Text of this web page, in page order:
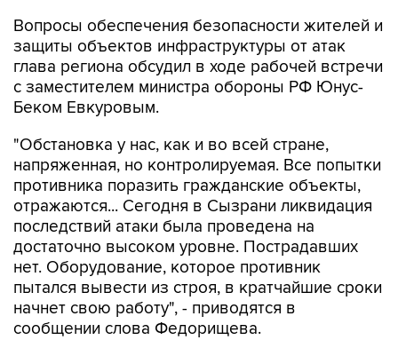
Вопросы обеспечения безопасности жителей и
защиты объектов инфраструктуры от атак
глава региона обсудил в ходе рабочей встречи
с заместителем министра обороны РФ Юнус-
Беком Евкуровым.
"Обстановка у нас, как и во всей стране,
напряженная, но контролируемая. Все попытки
противника поразить гражданские объекты,
отражаются... Сегодня в Сызрани ликвидация
последствий атаки была проведена на
достаточно высоком уровне. Пострадавших
нет. Оборудование, которое противник
пытался вывести из строя, в кратчайшие сроки
начнет свою работу", - приводятся в
сообщении слова Федорищева.